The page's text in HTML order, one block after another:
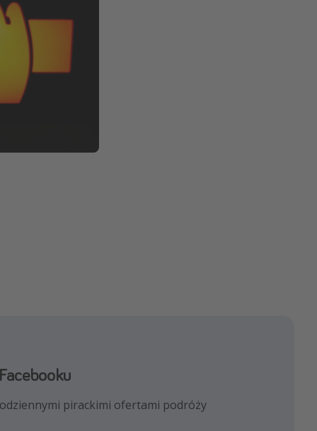
pirackimi ofertami podróży
Cię najnowszymi trendami i